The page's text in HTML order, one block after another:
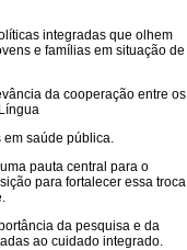
integradas que olhem
e famílias em situação de
da cooperação entre os
em saúde pública.
pauta central para o
para fortalecer essa troca
da pesquisa e da
ao cuidado integrado.